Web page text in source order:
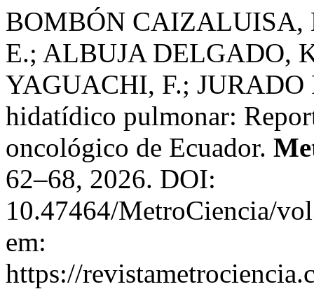
BOMBÓN CAIZALUISA,
E.; ALBUJA DELGADO,
YAGUACHI, F.; JURADO
hidatídico pulmonar:
oncológico de Ecuador.
62–68, 2026. DOI:
10.47464/MetroCiencia/
em:
https://